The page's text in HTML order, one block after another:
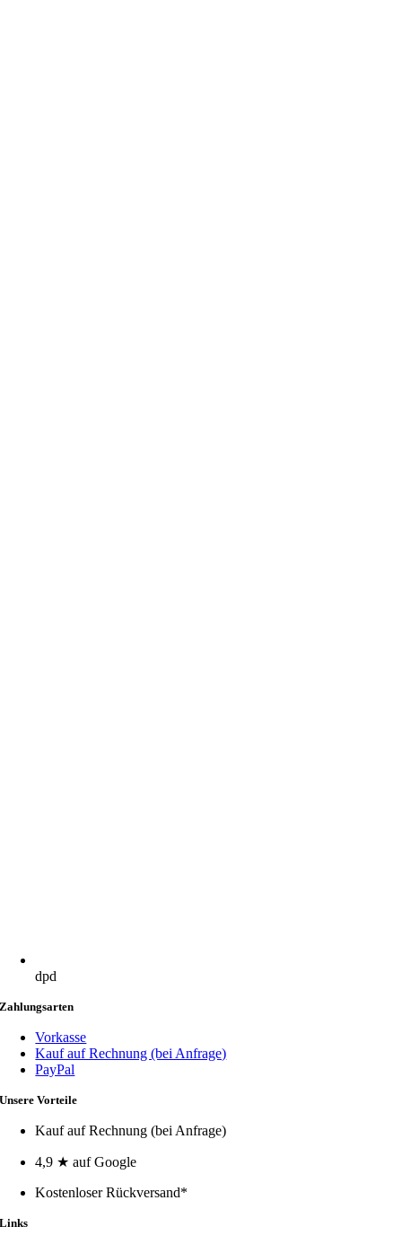
dpd
Zahlungsarten
Vorkasse
Kauf auf Rechnung (bei Anfrage)
PayPal
Unsere Vorteile
Kauf auf Rechnung (bei Anfrage)
4,9 ★ auf Google
Kostenloser Rückversand*
Links